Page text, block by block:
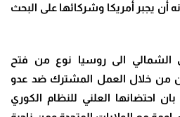
أن يجبر أمريكا وشركائها على البحث
الشمالي الى روسيا نوع من فتح
من خلال العمل المشترك ضد عدو
احتضانها العلني للنظام الكوري